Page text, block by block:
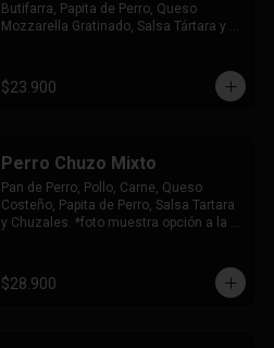
Butifarra, Papita de Perro, Queso
Mozzarella Gratinado, Salsa Tártara y
$23.900
Perro Chuzo Mixto
Pan de Perro, Pollo, Carne, Queso
Costeño, Papita de Perro, Salsa Tartara
y Chuzales. *foto muestra opción a la
$28.900